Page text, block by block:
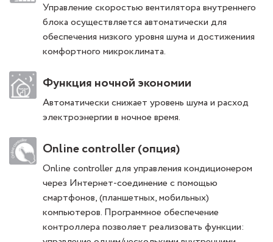
Управление скоростью вентилятора внутреннего
блока осуществляется автоматически для
обеспечения низкого уровня шума и достижениия
комфортного микроклимата.
Функция ночной экономии
Автоматически снижает уровень шума и расход
электроэнергии в ночное время.
Online controller (опция)
Online controller для управления кондиционером
через Интернет-соединение с помощью
смартфонов, (планшетных, мобильных)
компьютеров. Программное обеспечение
контроллера позволяет реализовать функции: